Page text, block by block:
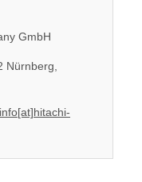
GmbH
Nürnberg,
info[at]hitachi-